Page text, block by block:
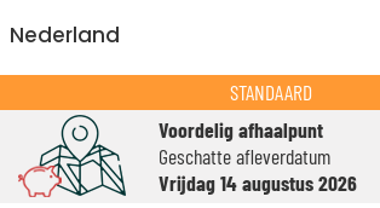
Nederland
STANDAARD
Voordelig afhaalpunt
Geschatte afleverdatum
Vrijdag 14 augustus 2026